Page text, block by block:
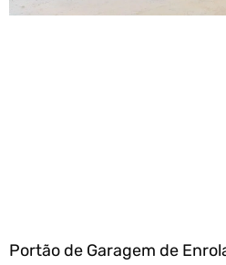
Portão de Garagem de